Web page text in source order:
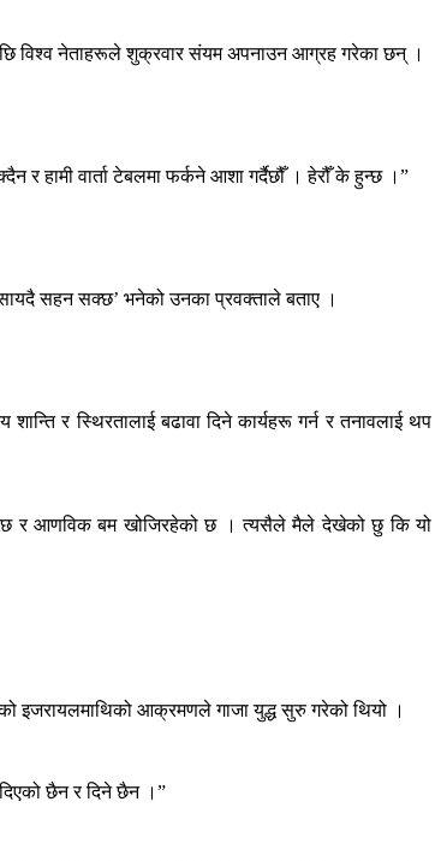
विश्व नेताहरूले शुक्रवार संयम अपनाउन आग्रह गरेका छन् ।
हामी वार्ता टेबलमा फर्कने आशा गर्दैछौँ । हेरौँ के हुन्छ ।”
सायदै सहन सक्छ’ भनेको उनका प्रवक्ताले बताए ।
र स्थिरतालाई बढावा दिने कार्यहरू गर्न र तनावलाई थप
छ र आणविक बम खोजिरहेको छ । त्यसैले मैले देखेको छु कि यो
इजरायलमाथिको आक्रमणले गाजा युद्ध सुरु गरेको थियो ।
दिएको छैन र दिने छैन ।”